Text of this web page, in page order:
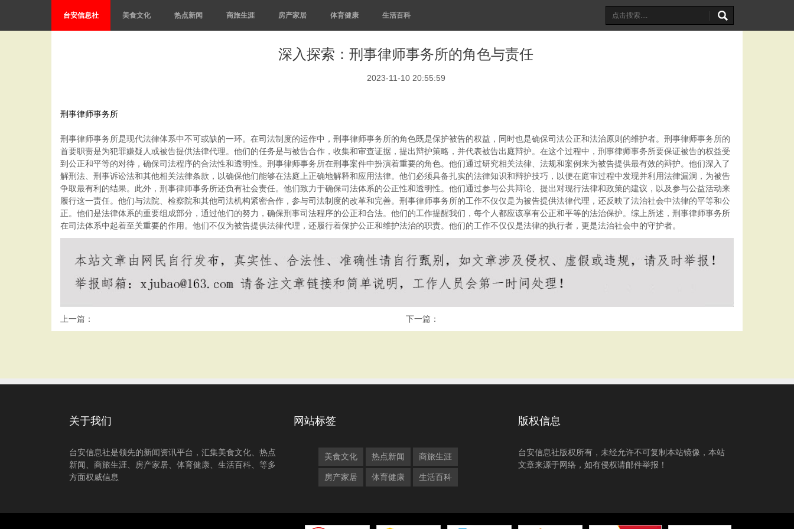
台安信息社 美食文化 热点新闻 商旅生涯 房产家居 体育健康 生活百科
深入探索：刑事律师事务所的角色与责任
2023-11-10 20:55:59
刑事律师事务所
刑事律师事务所是现代法律体系中不可或缺的一环。在司法制度的运作中，刑事律师事务所的角色既是保护被告的权益，同时也是确保司法公正和法治原则的维护者。刑事律师事务所的
首要职责是为犯罪嫌疑人或被告提供法律代理。他们的任务是与被告合作，收集和审查证据，提出辩护策略，并代表被告出庭辩护。在这个过程中，刑事律师事务所要保证被告的权益受
到公正和平等的对待，确保司法程序的合法性和透明性。刑事律师事务所在刑事案件中扮演着重要的角色。他们通过研究相关法律、法规和案例来为被告提供最有效的辩护。他们深入了
解刑法、刑事诉讼法和其他相关法律条款，以确保他们能够在法庭上正确地解释和应用法律。他们必须具备扎实的法律知识和辩护技巧，以便在庭审过程中发现并利用法律漏洞，为被告
争取最有利的结果。此外，刑事律师事务所还负有社会责任。他们致力于确保司法体系的公正性和透明性。他们通过参与公共辩论、提出对现行法律和政策的建议，以及参与公益活动来
履行这一责任。他们与法院、检察院和其他司法机构紧密合作，参与司法制度的改革和完善。刑事律师事务所的工作不仅仅是为被告提供法律代理，还反映了法治社会中法律的平等和公
正。他们是法律体系的重要组成部分，通过他们的努力，确保刑事司法程序的公正和合法。他们的工作提醒我们，每个人都应该享有公正和平等的法治保护。综上所述，刑事律师事务所
在司法体系中起着至关重要的作用。他们不仅为被告提供法律代理，还履行着保护公正和维护法治的职责。他们的工作不仅仅是法律的执行者，更是法治社会中的守护者。
上一篇： 下一篇：
关于我们
台安信息社是领先的新闻资讯平台，汇集美食文化、热点
新闻、商旅生涯、房产家居、体育健康、生活百科、等多
方面权威信息
网站标签
美食文化 热点新闻 商旅生涯
房产家居 体育健康 生活百科
版权信息
台安信息社版权所有，未经允许不可复制本站镜像，本站
文章来源于网络，如有侵权请邮件举报！